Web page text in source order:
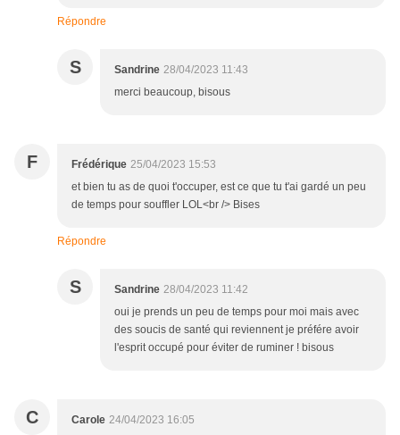
Répondre
S Sandrine 28/04/2023 11:43
merci beaucoup, bisous
F Frédérique 25/04/2023 15:53
et bien tu as de quoi t'occuper, est ce que tu t'ai gardé un peu
de temps pour souffler LOL<br /> Bises
Répondre
S Sandrine 28/04/2023 11:42
oui je prends un peu de temps pour moi mais avec
des soucis de santé qui reviennent je préfére avoir
l'esprit occupé pour éviter de ruminer ! bisous
C Carole 24/04/2023 16:05